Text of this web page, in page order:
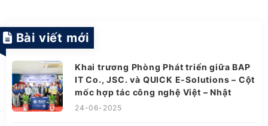
Bài viết mới
Khai trương Phòng Phát triển giữa BAP
IT Co., JSC. và QUICK E-Solutions – Cột
mốc hợp tác công nghệ Việt – Nhật
24-06-2025